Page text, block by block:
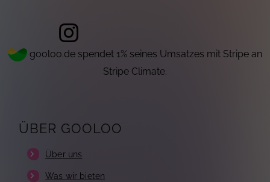
gooloo.de spendet 1% seines Umsatzes mit Stripe an
Stripe Climate.
ÜBER GOOLOO
Über uns
Was wir bieten